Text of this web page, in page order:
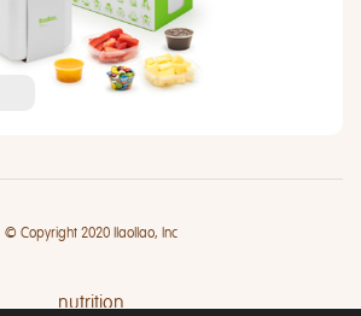
© Copyright 2020 llaollao, Inc
nutrition